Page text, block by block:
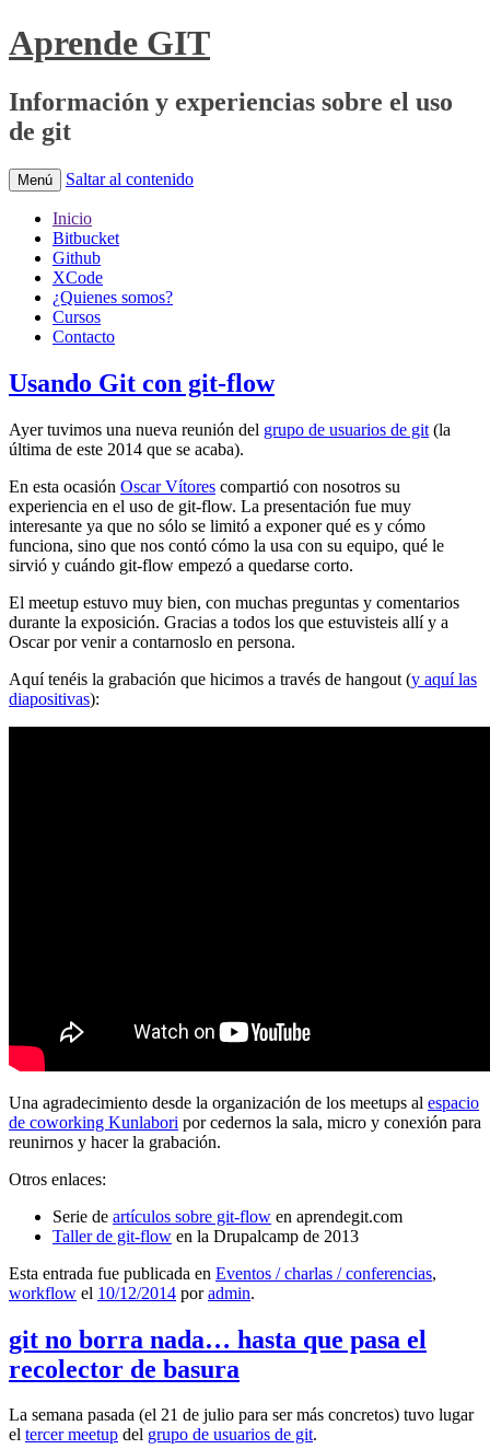
Aprende GIT
Información y experiencias sobre el uso
de git
Menú Saltar al contenido
Inicio
Bitbucket
Github
XCode
¿Quienes somos?
Cursos
Contacto
Usando Git con git-flow
Ayer tuvimos una nueva reunión del grupo de usuarios de git (la
última de este 2014 que se acaba).
En esta ocasión Oscar Vítores compartió con nosotros su
experiencia en el uso de git-flow. La presentación fue muy
interesante ya que no sólo se limitó a exponer qué es y cómo
funciona, sino que nos contó cómo la usa con su equipo, qué le
sirvió y cuándo git-flow empezó a quedarse corto.
El meetup estuvo muy bien, con muchas preguntas y comentarios
durante la exposición. Gracias a todos los que estuvisteis allí y a
Oscar por venir a contarnoslo en persona.
Aquí tenéis la grabación que hicimos a través de hangout (y aquí las
diapositivas):
Una agradecimiento desde la organización de los meetups al espacio
de coworking Kunlabori por cedernos la sala, micro y conexión para
reunirnos y hacer la grabación.
Otros enlaces:
Serie de artículos sobre git-flow en aprendegit.com
Taller de git-flow en la Drupalcamp de 2013
Esta entrada fue publicada en Eventos / charlas / conferencias,
workflow el 10/12/2014 poradmin.
git no borra nada… hasta que pasa el
recolector de basura
La semana pasada (el 21 de julio para ser más concretos) tuvo lugar
el tercer meetup del grupo de usuarios de git.